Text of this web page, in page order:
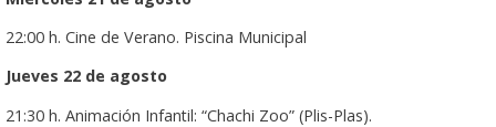
22:00 h. Cine de Verano. Piscina Municipal
Jueves 22 de agosto
21:30 h. Animación Infantil: “Chachi Zoo” (Plis-Plas).